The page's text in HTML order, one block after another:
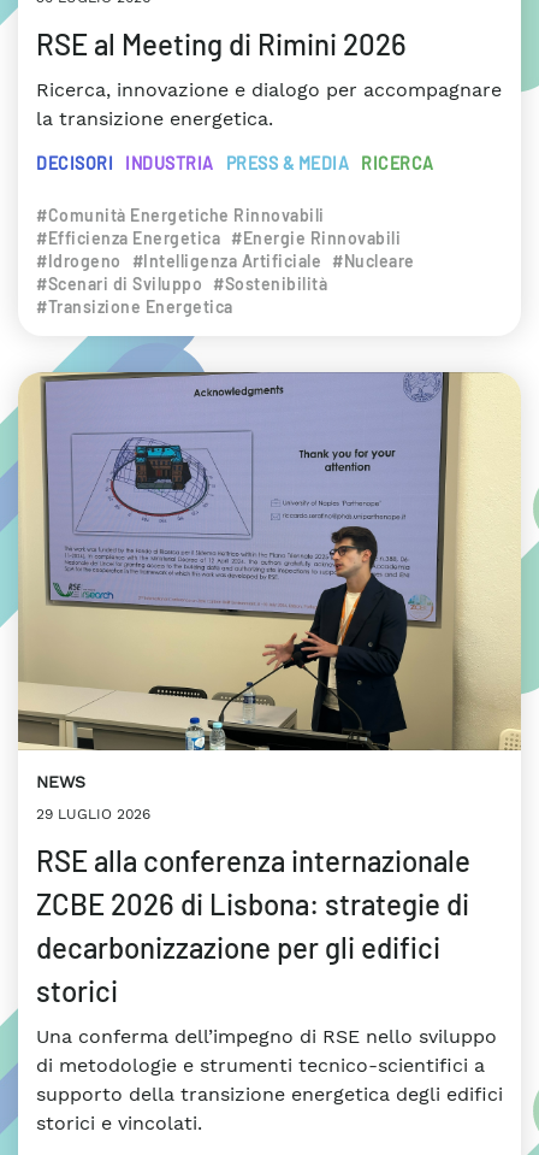
RSE al Meeting di Rimini 2026
Ricerca, innovazione e dialogo per accompagnare
la transizione energetica.
DECISORI INDUSTRIA PRESS & MEDIA RICERCA
#Comunità Energetiche Rinnovabili
#Efficienza Energetica #Energie Rinnovabili
#Idrogeno
#Intelligenza Artificiale
#Nucleare
#Scenari di Sviluppo
#Sostenibilità
#Transizione Energetica
NEWS
29 LUGLIO 2026
RSE alla conferenza internazionale
ZCBE 2026 di Lisbona: strategie di
decarbonizzazione per gli edifici
storici
Una conferma dell’impegno di RSE nello sviluppo
di metodologie e strumenti tecnico-scientifici a
supporto della transizione energetica degli edifici
storici e vincolati.